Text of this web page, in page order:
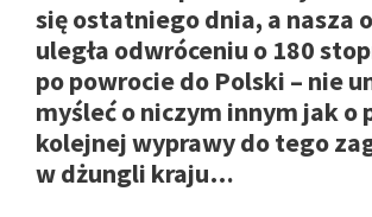
się ostatniego dnia, a nasza
uległa odwróceniu o 180
po powrocie do Polski – nie
myśleć o niczym innym jak o
kolejnej wyprawy do tego
w dżungli kraju…